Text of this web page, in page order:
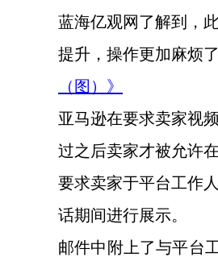
蓝海亿观网了解到，
提升，操作更加麻烦
（图）》
亚马逊在要求卖家视
过之后卖家才被允许
要求卖家于平台工作
话期间进行展示。
邮件中附上了与平台